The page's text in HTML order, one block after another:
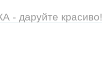
даруйте красиво!